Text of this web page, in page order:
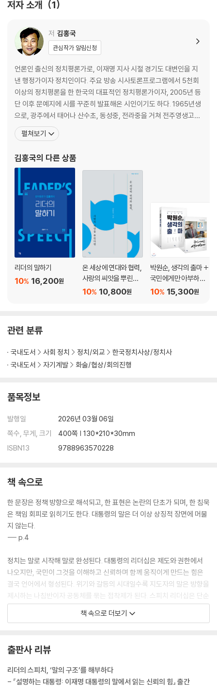
로고스: 논리가 사라지면 권력은 어디로 가는가
스피치 리더십은 어떻게 민주화되었는가
김대중은 어떻게 희망을 말했는가
김대중은 어떻게 ‘말할 자격’을 증명했는가
김대중은 민주주의를 어떻게 설명했는가
분노를 증오로 만들지 않은 김대중의 언어는 무엇이었는가
김대중의 말에서 우리는 무엇을 배울 수 있는가
노무현의 말은 왜 시민을 깨웠는가
대통령이 된 후, 노무현의 말은 왜 사람들을 놀라게 했나
‘시민과 함께 말하기’란 무엇인가
적대를 넘어서는 공존의 담론은 어떻게 만들어졌는가
위기의 순간, 대통령은 왜 국민 곁으로 갔는가
언어가 무너지면 민주주의도 무너지는가
라디오 연설은 어떻게 정치의 지형을 바꿨는가
말은 어떻게 정책을 움직였는가
민주주의는 왜 ‘말’로 유지되는가
증오를 멈추게 하는 말은 무엇인가
정의와 평화 사이, 만델라는 무엇을 선택했는가
통합은 어떻게 만들어지는가
세계가 주목한 취임 연설, 무엇이 달랐는가
만델라의 언어는 왜 역사에 남았는가
오바마는 분열을 어떻게 봉합했는가
희망은 어떻게 구조화되는가
따뜻함과 단호함은 어떻게 공존하는가
지식인의 언어와 대중의 입말은 선택인가, 조합인가
민주주의는 왜 훈련된 언어에서 나오는가
Tip 01 _ 이재명 대통령 취임사 전문
2장 이재명의 언어는 어디에서 만들어졌는가
왜 대통령 리더십은 ‘말’로 드러나는가
갈등을 해결하는 언어란 무엇인가
지도자가 시민을 직접 만나는 순간의 힘
즉흥은 어떻게 준비에서 나오는가
말은 왜 통치이자 책임인가
정책은 어떻게 생활언어가 되는가
한 문장이 국가의 운명을 바꿀 수 있는가
왜 지금, 변혁적 리더십인가
권위적 언어와 민주적 언어는 무엇이 다른가
행동을 촉발하는 말의 힘
왜 지금 대통령의 말이 다시 주목받는가
결정·책임·설득, 무엇이 리더십을 완성하는가
권위에서 소통으로, 말의 권력은 어떻게 이동했는가
이재명의 언어는 어디에서 단련되었는가
갈등을 다루는 그의 방식은 무엇인가
김대중의 ‘희망’·노무현의 ‘직설’·이재명의 ‘실천’, 민주주의를 움직인 세 언
김대중의 ‘희망’은 어떻게 복원되었는가
이재명의 ‘실천’은 어떻게 제도화되었는가
세 리더십은 어디에서 만나는가
저자 소개 1
저 김홍국
관심작가 알림신청
언론인 출신의 정치평론가로, 이재명 지사 시절 경기도 대변인을 지
낸 행정가이자 정치인이다. 주요 방송 시사토론프로그램에서 5천회
이상의 정치평론을 한 한국의 대표적인 정치평론가이자, 2005년 등
단 이후 문예지에 시를 꾸준히 발표해온 시인이기도 하다. 1965년생
으로, 광주에서 태어나 산수초, 동성중, 전라중을 거쳐 전주영생고를
졸업했다. 연세대학교 건축학과에서 학사와 석사를, 경기대학교에서
국제정치학 박사를, 한국개발연구원(KDI) 국제정책대학원에서 경영
리디킨슨대학에서 방문학자로 근무했다. 경기대 겸임교
펼쳐보기
김홍국의 다른 상품
리더의 말하기
16,200원
10%
온 세상에 연대와 협력,
사랑의 씨앗을 뿌린다
면
10,800원
10%
박원순, 생각의 출마 +
국민에게만 아부하겠
습니다 세트15,300원
10%
관련 분류
국내도서 사회 정치 정치/외교
한국정치사상/정치사
국내도서
자기계발 화술/협상/회의진행
품목정보
발행일
2026년 03월 06일
쪽수, 무게, 크기
400쪽 | 130*210*30mm
ISBN13
9788963570228
책 속으로
한 문장은 정책 방향으로 해석되고, 한 표현은 논란의 단초가 되며, 한 침묵
은 책임 회피로 읽히기도 한다. 대통령의 말은 더 이상 상징적 장면에 머물
지 않는다.
--- p.4
정치는 말로 시작해 말로 완성된다. 대통령의 리더십은 제도와 권한에서
나오지만, 국민이 그것을 이해하고 신뢰하며 함께 움직이게 만드는 힘은
결국 언어에서 형성된다. 위기와 갈등의 시대일수록 지도자의 말은 방향을
제시하는 나침반이자 공동체를 묶는 접착제가 된다. 스피치 리더십은 단순
한 화술이 아니라, 문제 인식ㆍ해결 설계ㆍ집행 의지ㆍ성과 공유를 관통
한국 현대사에서도 김대중의 연설은 화해와 통합의 언어였고, 노무현의 말
은 권위적 정치문화에 대한 도전이었다. 이 계보는 오늘날 ‘설명하는 대통
령’, ‘질문 받는 대통령’이라는 새로운 이상으로 이어진다. 스피치 리더십의
책 속으로 더보기
출판사 리뷰
리더의 스피치, ‘말의 구조’를 해부하다
- 『설명하는 대통령: 이재명 대통령의 말에서 읽는 신뢰의 힘』 출간